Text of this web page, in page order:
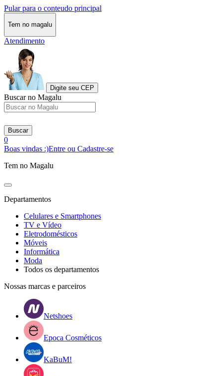
Pular para o conteudo principal
Tem no magalu
Atendimento
Digite seu CEP
Buscar no Magalu
Buscar
0
Boas vindas :)Entre ou Cadastre-se
Tem no Magalu
Departamentos
Celulares e Smartphones
TV e Vídeo
Eletrodomésticos
Móveis
Informática
Moda
Todos os departamentos
Nossas marcas e parceiros
Netshoes
Epoca Cosméticos
KaBuM!